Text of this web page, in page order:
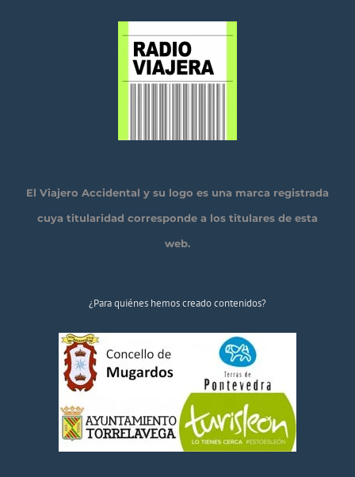
El Viajero Accidental y su logo es una marca registrada
cuya titularidad corresponde a los titulares de esta
web.
¿Para quiénes hemos creado contenidos?